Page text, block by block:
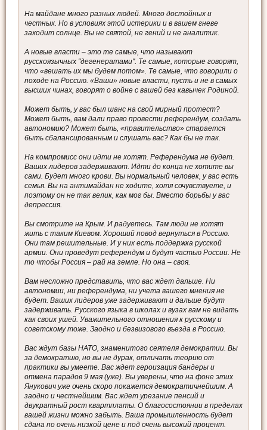
На майдане много разных людей. Много достойных и
честных. Но в условиях этой истерики и в вашем гневе
заходит солнце. Вы не святой, не гений и не аналитик.
А новые власти – это те самые, что называют
русскоязычных "дегенератами". Те самые, которые говорят,
что «вешать их мы будем потом». Те самые, что говорили о
походе на Россию. «Ваши» новые власти, пусть и не в самых
высших чинах, говорят о войне с вашей без кавычек Родиной.
Может быть, у вас был шанс на свой мирный протест?
Может быть, вам дали право провести референдум, создать
автономию? Может быть, «правительство» старается
быть сбалансированным и слушать вас? Как бы не так.
На компромисс они идти не хотят. Референдума не будет.
Ваших лидеров задерживают. Идти до конца не хотите вы
сами. Будет много крови. Вы нормальный человек, у вас есть
семья. Вы на антимайдан не ходите, хотя сочувствуете, и
поэтому он не так велик, как мог бы. Вместо борьбы у вас
депрессия.
Вы смотрите на Крым. И радуетесь. Там люди не хотят
жить с таким Киевом. Хороший повод вернуться в Россию.
Они там решительные. И у них есть поддержка русской
армии. Они проведут референдум и будут частью России. Не
то чтобы Россия – рай на земле. Но она – своя.
Вам несложно представить, что вас ждет дальше. Ни
автономии, ни референдума, ни учета вашего мнения не
будет. Ваших лидеров уже задерживают и дальше будут
задерживать. Русского языка в школах и вузах вам не видать
как своих ушей. Уважительного отношения к русскому и
советскому тоже. Заодно и безвизового въезда в Россию.
Вас ждут базы НАТО, знаменитого сеятеля демократии. Вы
за демократию, но вы не дурак, отличать теорию от
практики вы умеете. Вас ждет героизация бандеры и
отмена парадов 9 мая (уже). Вы уверены, что на фоне этих
Янукович уже очень скоро покажется демократичнейшим. А
заодно и честнейшим. Вас ждет урезание пенсий и
двукратный рост квартплаты. О благосостоянии в пределах
вашей жизни можно забыть. Ваша промышленность будет
сдана по очень низкой цене и под очень высокий процент.